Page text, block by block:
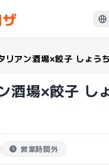
リアン酒場×餃子 しょう
酒場×餃子 し
営業時間外